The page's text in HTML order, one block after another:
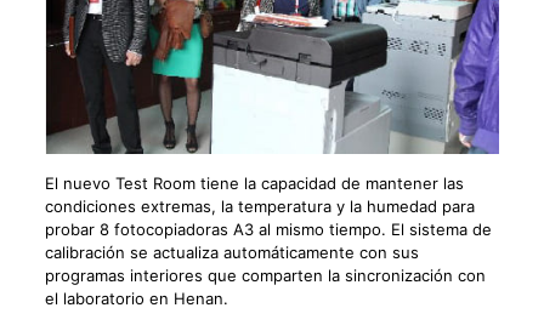
El nuevo Test Room tiene la capacidad de mantener las
condiciones extremas, la temperatura y la humedad para
probar 8 fotocopiadoras A3 al mismo tiempo. El sistema de
calibración se actualiza automáticamente con sus
programas interiores que comparten la sincronización con
el laboratorio en Henan.